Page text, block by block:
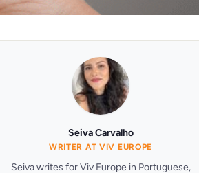
Seiva Carvalho
WRITER AT VIV EUROPE
Seiva writes for Viv Europe in Portuguese,